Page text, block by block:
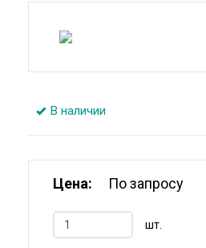
В наличии
Цена: По запросу
шт.